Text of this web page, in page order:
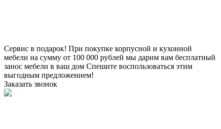
Сервис в подарок! При покупке корпусной и кухонной
мебели на сумму от 100 000 рублей мы дарим вам бесплатный
занос мебели в ваш дом Спешите воспользоваться этим
выгодным предложением!
Заказать звонок